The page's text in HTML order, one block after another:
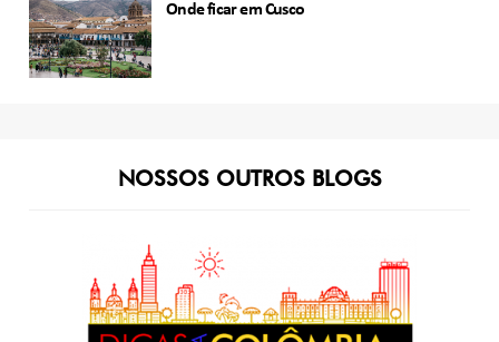
Onde ficar em Cusco
NOSSOS OUTROS BLOGS